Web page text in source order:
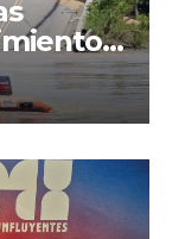
y
en